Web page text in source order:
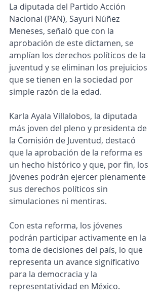
La diputada del Partido Acción
Nacional (PAN), Sayuri Núñez
Meneses, señaló que con la
aprobación de este dictamen, se
amplían los derechos políticos de la
juventud y se eliminan los prejuicios
que se tienen en la sociedad por
simple razón de la edad.
Karla Ayala Villalobos, la diputada
más joven del pleno y presidenta de
la Comisión de Juventud, destacó
que la aprobación de la reforma es
un hecho histórico y que, por fin, los
jóvenes podrán ejercer plenamente
sus derechos políticos sin
simulaciones ni mentiras.
Con esta reforma, los jóvenes
podrán participar activamente en la
toma de decisiones del país, lo que
representa un avance significativo
para la democracia y la
representatividad en México.